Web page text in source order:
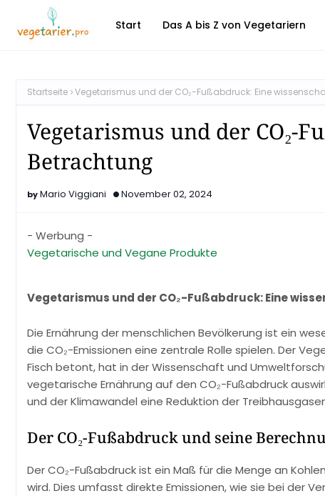
Start Das A bis Z von Vegetariern
Startseite Vegetarismus und der CO₂-Fußabdruck: Eine
Vegetarismus und der CO₂-
Betrachtung
Mario Viggiani November 02, 2024
- Werbung -
Vegetarische und Vegane Produkte
Vegetarismus und der CO₂-Fußabdruck: Eine
Die Ernährung der menschlichen Bevölkerung ist ein
die CO₂-Emissionen eine zentrale Rolle spielen. Der
Fisch betont, hat in der Wissenschaft und
vegetarische Ernährung auf den CO₂-Fußabdruck
und der Klimawandel eine Reduktion der
Der CO₂-Fußabdruck und seine
Der CO₂-Fußabdruck ist ein Maß für die Menge an
wird. Dies umfasst direkte Emissionen, wie sie bei der